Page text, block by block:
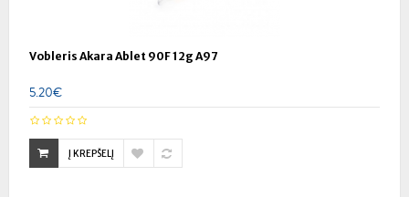
Vobleris Akara Ablet 90F 12g A97
5.20€
Į KREPŠELĮ